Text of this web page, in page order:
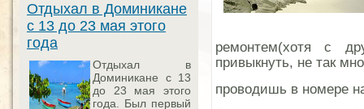
Отдыхал в Доминикане
с 13 до 23 мая этого
года
Отдыхал в
Доминикане с 13
до 23 мая этого
года. Был первый
ремонтем(хотя с
привыкнуть, не так
проводишь в номере